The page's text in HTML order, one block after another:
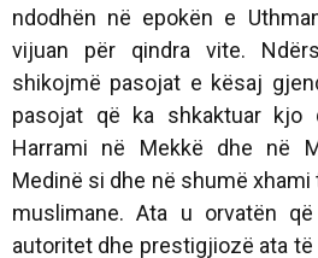
ndodhën në epokën e
vijuan për qindra vite.
shikojmë pasojat e kësaj
pasojat që ka shkaktuar kjo
Harrami në Mekkë dhe në
Medinë si dhe në shumë
muslimane. Ata u orvatën
autoritet dhe prestigjiozë ata